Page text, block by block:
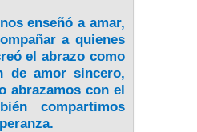
enseñó a amar,
a quienes
el abrazo como
de amor sincero,
abrazamos con el
compartimos